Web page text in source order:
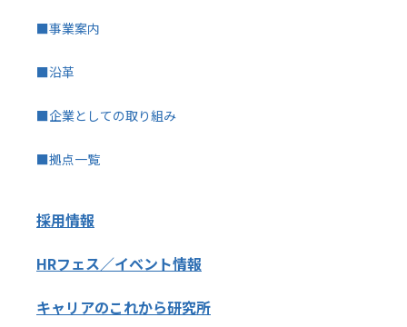
■事業案内
■沿革
■企業としての取り組み
■拠点一覧
採用情報
HRフェス／イベント情報
キャリアのこれから研究所